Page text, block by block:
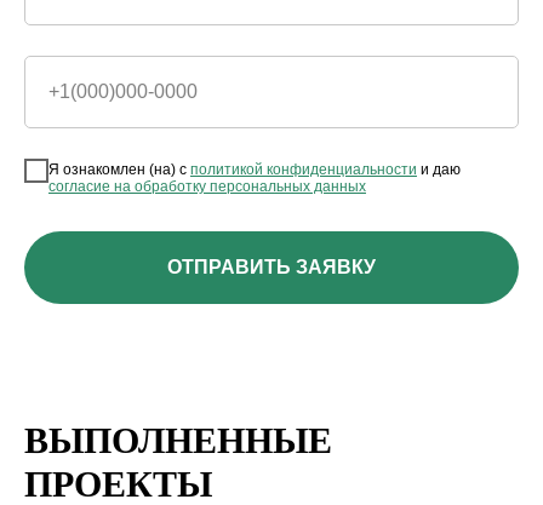
+1(000)000-0000
Я ознакомлен (на) с политикой конфиденциальности и даю
согласие на обработку персональных данных
ОТПРАВИТЬ ЗАЯВКУ
ВЫПОЛНЕННЫЕ
ПРОЕКТЫ